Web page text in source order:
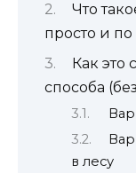
Что
просто и
Как это
способа
в лесу